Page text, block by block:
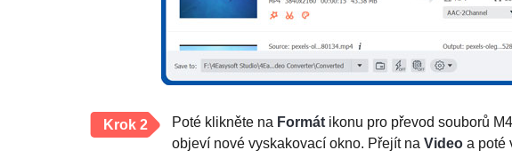
Krok 2 Poté klikněte na Formát ikonu pro převod souborů
objeví nové vyskakovací okno. Přejít na Video a poté